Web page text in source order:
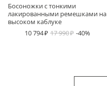
Босоножки с тонкими
лакированными ремешками на
высоком каблуке
10 794
17 990 -40%